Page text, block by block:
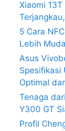
Xiaomi
5 Cara
Lebih
Asus
Spesifikasi
Optimal
Tenaga
Y300 GT
Profil